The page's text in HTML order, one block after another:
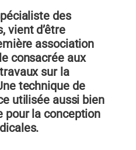
des
vient d’être
association
consacrée aux
sur la
technique de
utilisée aussi bien
pour la conception